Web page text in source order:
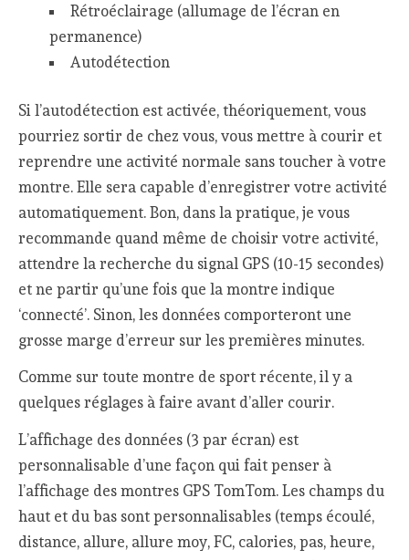
Rétroéclairage (allumage de l’écran en
permanence)
Autodétection
Si l’autodétection est activée, théoriquement, vous
pourriez sortir de chez vous, vous mettre à courir et
reprendre une activité normale sans toucher à votre
montre. Elle sera capable d’enregistrer votre activité
automatiquement. Bon, dans la pratique, je vous
recommande quand même de choisir votre activité,
attendre la recherche du signal GPS (10-15 secondes)
et ne partir qu’une fois que la montre indique
‘connecté’. Sinon, les données comporteront une
grosse marge d’erreur sur les premières minutes.
Comme sur toute montre de sport récente, il y a
quelques réglages à faire avant d’aller courir.
L’affichage des données (3 par écran) est
personnalisable d’une façon qui fait penser à
l’affichage des montres GPS TomTom. Les champs du
haut et du bas sont personnalisables (temps écoulé,
distance, allure, allure moy, FC, calories, pas, heure,